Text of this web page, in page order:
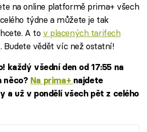
na online platformě prima+ všech
celého týdne a můžete je tak
A to v placených tarifech
. Budete vědět víc než ostatní!
každý všední den od 17:55 na
něco? Na prima+ najdete
a už v pondělí všech pět z celého